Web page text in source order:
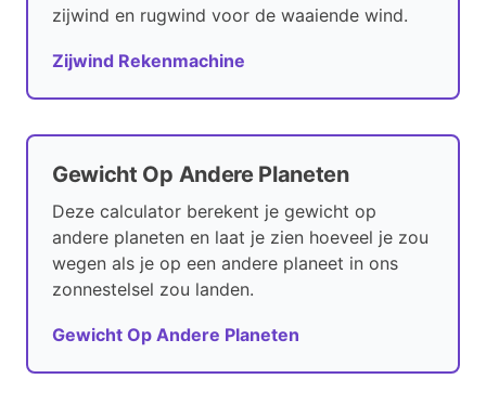
zijwind en rugwind voor de waaiende wind.
Zijwind Rekenmachine
Gewicht Op Andere Planeten
Deze calculator berekent je gewicht op
andere planeten en laat je zien hoeveel je zou
wegen als je op een andere planeet in ons
zonnestelsel zou landen.
Gewicht Op Andere Planeten